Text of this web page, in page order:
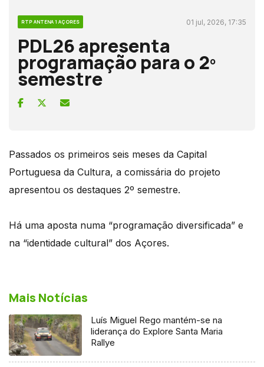
RTP ANTENA 1 AÇORES 01 jul, 2026, 17:35
PDL26 apresenta
programação para o 2º
semestre
Passados os primeiros seis meses da Capital
Portuguesa da Cultura, a comissária do projeto
apresentou os destaques 2º semestre.
Há uma aposta numa “programação diversificada” e
na “identidade cultural” dos Açores.
Mais Notícias
Luís Miguel Rego mantém-se na
liderança do Explore Santa Maria
Rallye